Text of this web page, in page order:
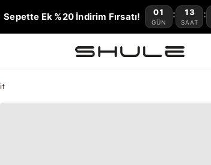
Sepette Ek %20 İndirim Fırsatı! 01
GÜN
: 13
SAAT
: